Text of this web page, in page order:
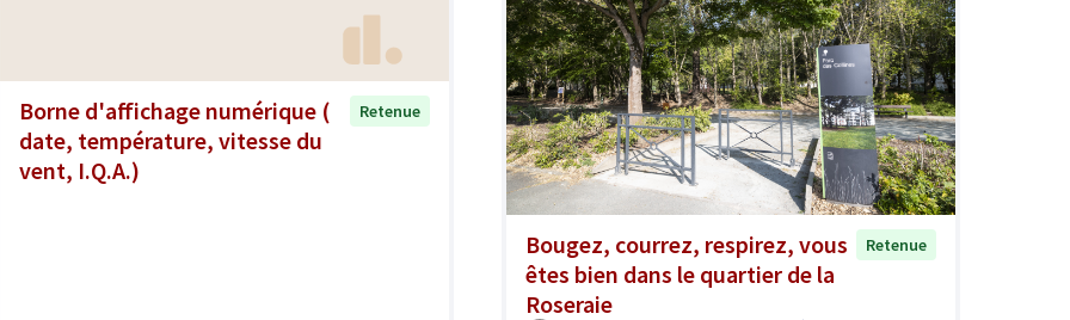
Borne d'affichage numérique (
date, température, vitesse du
vent, I.Q.A.)
Retenue
Bougez, courrez, respirez, vous
êtes bien dans le quartier de la
Roseraie
Retenue